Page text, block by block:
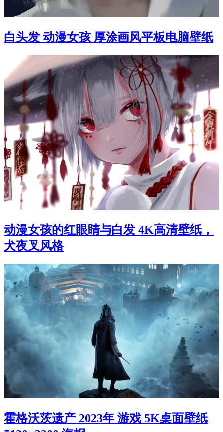
白头发 动漫女孩 厚涂画风平板电脑壁纸
动漫女孩的红眼睛与白发 4K高清壁纸，
犬夜叉风格
霍格沃茨遗产 2023年 游戏 5K桌面壁纸